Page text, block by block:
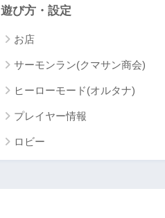
遊び方・設定
お店
サーモンラン(クマサン商会)
ヒーローモード(オルタナ)
プレイヤー情報
ロビー